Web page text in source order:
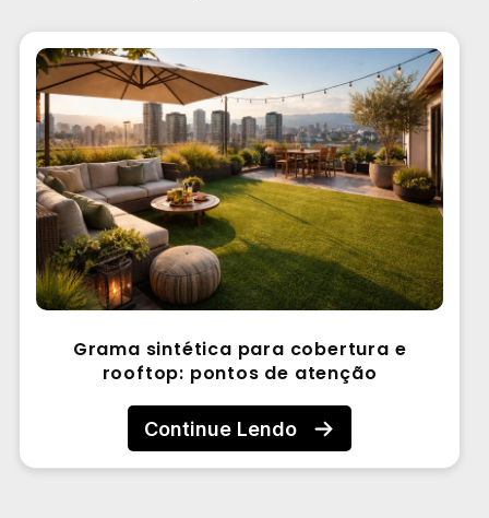
Grama sintética para cobertura e
rooftop: pontos de atenção
Continue Lendo